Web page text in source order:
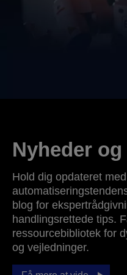
Nyheder
Hold dig opdateret
blog for
handlingsrettede tips.
ressourcebibliotek for
og vejledninger.